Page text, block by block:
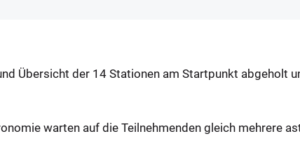
Übersicht der 14 Stationen am Startpunkt abgeholt
warten auf die Teilnehmenden gleich mehrere